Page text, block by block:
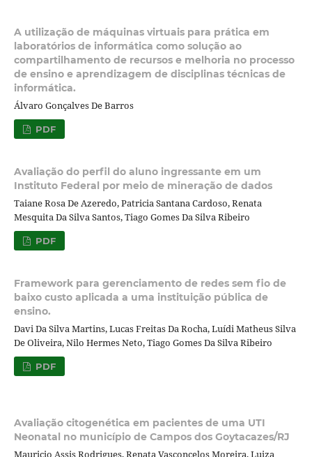
A utilização de máquinas virtuais para prática em
laboratórios de informática como solução ao
compartilhamento de recursos e melhoria no processo
de ensino e aprendizagem de disciplinas técnicas de
informática.
Álvaro Gonçalves De Barros
PDF
Avaliação do perfil do aluno ingressante em um
Instituto Federal por meio de mineração de dados
Taiane Rosa De Azeredo, Patricia Santana Cardoso, Renata
Mesquita Da Silva Santos, Tiago Gomes Da Silva Ribeiro
PDF
Framework para gerenciamento de redes sem fio de
baixo custo aplicada a uma instituição pública de
ensino.
Davi Da Silva Martins, Lucas Freitas Da Rocha, Luídi Matheus Silva
De Oliveira, Nilo Hermes Neto, Tiago Gomes Da Silva Ribeiro
PDF
Avaliação citogenética em pacientes de uma UTI
Neonatal no município de Campos dos Goytacazes/RJ
Mauricio Assis Rodrigues, Renata Vasconcelos Moreira, Luiza